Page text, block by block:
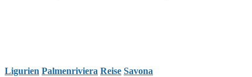
Ligurien Palmenriviera Reise Savona